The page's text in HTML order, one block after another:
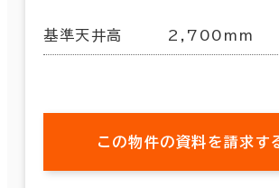
基準天井高 2,700mm
この物件の資料を請求す